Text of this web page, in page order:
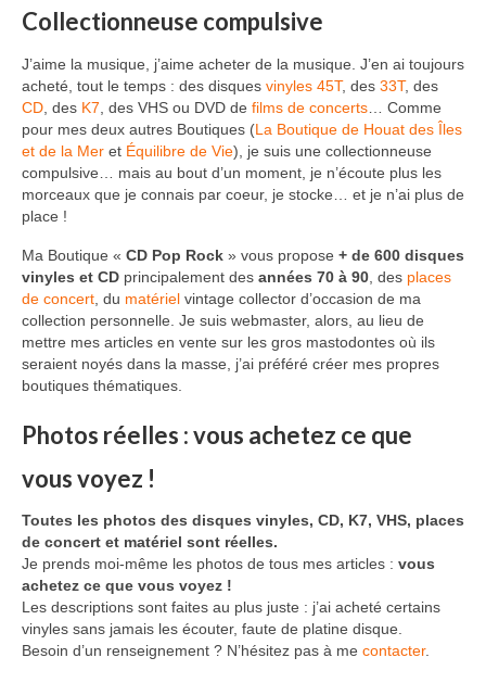
Collectionneuse compulsive
J’aime la musique, j’aime acheter de la musique. J’en ai toujours
acheté, tout le temps : des disques vinyles 45T, des 33T, des
CD , des K7 , des VHS ou DVD de films de concerts … Comme
pour mes deux autres Boutiques (La Boutique de Houat des Îles
et de la Mer et Équilibre de Vie), je suis une collectionneuse
compulsive… mais au bout d’un moment, je n’écoute plus les
morceaux que je connais par coeur, je stocke… et je n’ai plus de
place !
Ma Boutique « CD Pop Rock » vous propose + de 600 disques
vinyles et CD principalement des années 70 à 90 , des places
de concert , du matériel vintage collector d’occasion de ma
collection personnelle. Je suis webmaster, alors, au lieu de
mettre mes articles en vente sur les gros mastodontes où ils
seraient noyés dans la masse, j’ai préféré créer mes propres
boutiques thématiques.
Photos réelles : vous achetez ce que
vous voyez !
Toutes les photos des disques vinyles, CD, K7, VHS, places
de concert et matériel sont réelles.
Je prends moi-même les photos de tous mes articles : vous
achetez ce que vous voyez !
Les descriptions sont faites au plus juste : j’ai acheté certains
vinyles sans jamais les écouter, faute de platine disque.
Besoin d’un renseignement ? N’hésitez pas à me contacter.